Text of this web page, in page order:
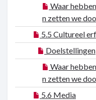
Waar
n zetten we
5.5 Cultureel
Doelstellingen
Waar
n zetten we
5.6 Media